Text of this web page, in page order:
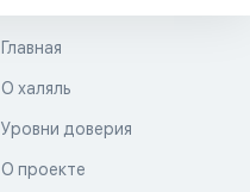
Главная
О халяль
Уровни доверия
О проекте